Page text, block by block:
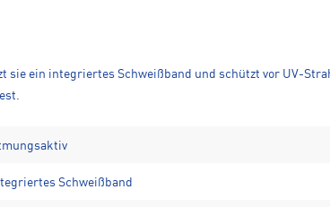
ein integriertes Schweißband und schützt vor UV-
Schweißband